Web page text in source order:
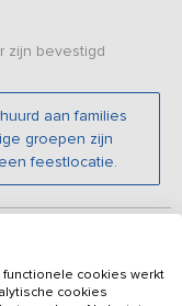
zijn bevestigd
aan families
groepen zijn
feestlocatie.
een
cookies werkt
cookies